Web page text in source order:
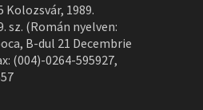
Kolozsvár, 1989.
sz. (Román nyelven:
B-dul 21 Decembrie
(004)-0264-595927,